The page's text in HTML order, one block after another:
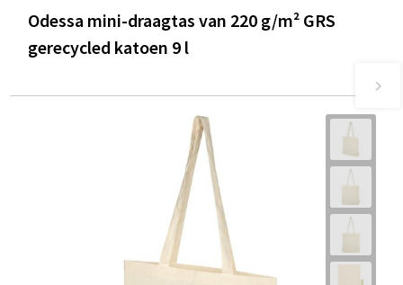
Odessa mini-draagtas van 220 g/m² GRS
gerecycled katoen 9 l